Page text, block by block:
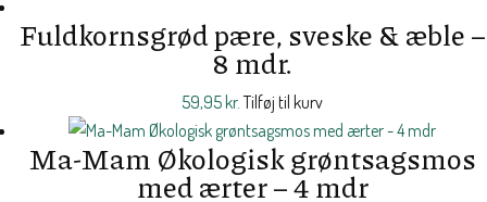
Fuldkornsgrød pære, sveske & æble –
8 mdr.
59,95 kr. Tilføj til kurv
Ma-Mam Økologisk grøntsagsmos
med ærter – 4 mdr